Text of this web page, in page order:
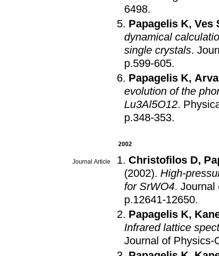
6498.
Papagelis K, Ves
dynamical
single crystals.
p.599-605.
Papagelis K,
evolution of the
Lu3Al5O12.
p.348-353.
2002
Journal Article Christofilos D,
(2002). High-
for SrWO4. Journal
p.12641-12650.
Papagelis K,
Infrared lattice
Journal of Physics-